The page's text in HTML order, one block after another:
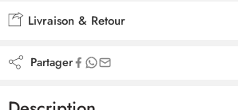
Livraison & Retour
Partager